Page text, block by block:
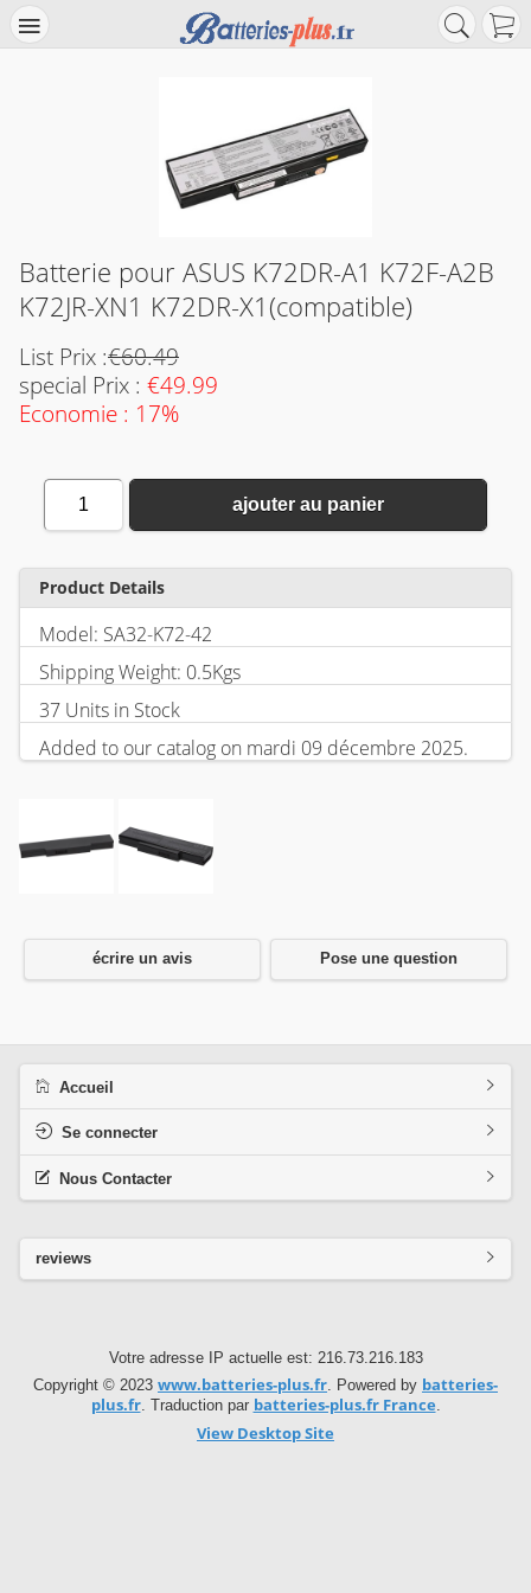
Batterie pour ASUS K72DR-A1 K72F-A2B
K72JR-XN1 K72DR-X1(compatible)
List Prix :€60.49
special Prix : €49.99
Economie : 17%
1 ajouter au panier
Product Details
Model: SA32-K72-42
Shipping Weight: 0.5Kgs
37 Units in Stock
Added to our catalog on mardi 09 décembre 2025.
écrire un avis Pose une question
Accueil
Se connecter
Nous Contacter
reviews
Votre adresse IP actuelle est: 216.73.216.183
Copyright © 2023 www.batteries-plus.fr. Powered by batteries-
plus.fr. Traduction par batteries-plus.fr France.
View Desktop Site